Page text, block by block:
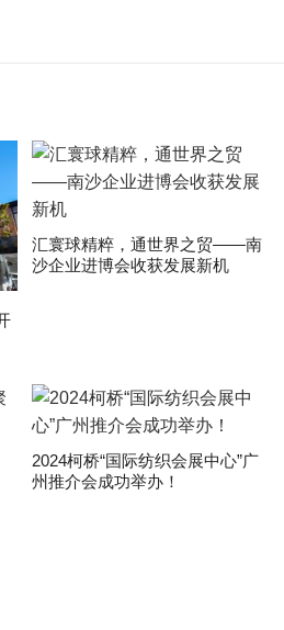
汇寰球精粹，通世界之贸——南
沙企业进博会收获发展新机
2024柯桥“国际纺织会展中心”广
州推介会成功举办！